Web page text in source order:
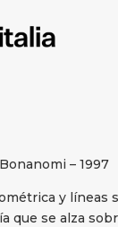
– 1997
y líneas
que se alza